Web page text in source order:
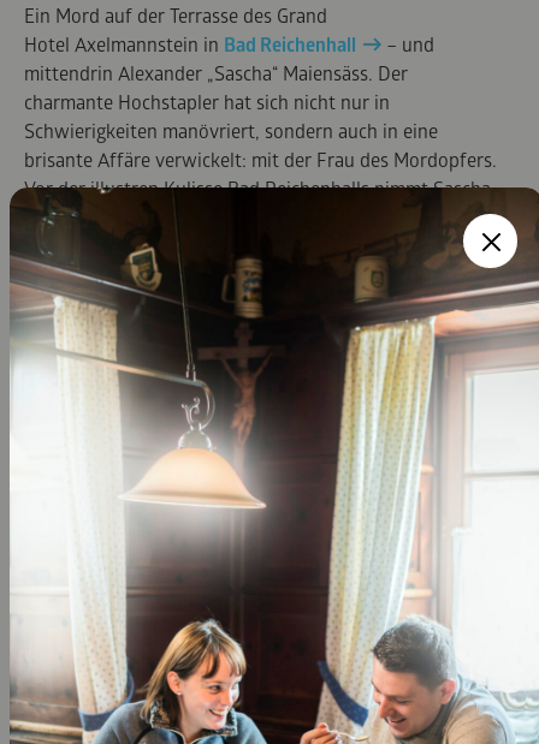
Ein Mord auf der Terrasse des Grand
Hotel Axelmannstein in Bad Reichenhall
– und
mittendrin Alexander „Sascha“ Maiensäss. Der
charmante Hochstapler hat sich nicht nur in
Schwierigkeiten manövriert, sondern auch in eine
brisante Affäre verwickelt: mit der Frau des Mordopfers.
Vor der illustren Kulisse Bad Reichenhalls nimmt Sascha
die Fährte auf.
Stilvoll, charmant und mit einer Prise
Gesellschaftssatire.
5. POLITINTRIGEN UND
LEICHENFUND AM
AMMERSEE
INGA PERSSON: „TOD
AM AMMERSEE“